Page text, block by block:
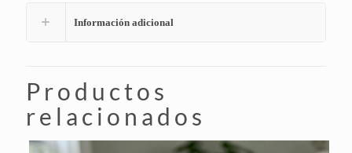
Información adicional
Productos
relacionados